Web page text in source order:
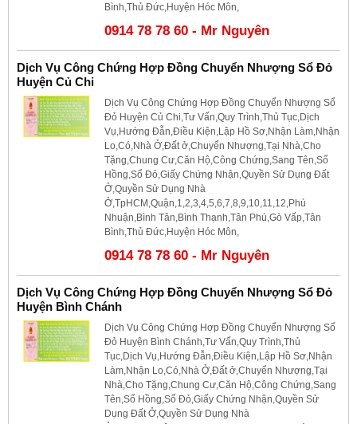
Bình,Thủ Đức,Huyện Hóc Môn,
0914 78 78 60 - Mr Nguyên
Dịch Vụ Công Chứng Hợp Đồng Chuyển Nhượng Sổ Đỏ
Huyện Củ Chi
Dịch Vụ Công Chứng Hợp Đồng Chuyển Nhượng Sổ
Đỏ Huyện Củ Chi,Tư Vấn,Quy Trình,Thủ Tục,Dịch
Vụ,Hướng Đẫn,Điều Kiện,Lập Hồ Sơ,Nhận Làm,Nhận
Lo,Có,Nhà Ở,Đất ở,Chuyển Nhượng,Tại Nhà,Cho
Tặng,Chung Cư,Căn Hộ,Công Chứng,Sang Tên,Sổ
Hồng,Sổ Đỏ,Giấy Chứng Nhận,Quyền Sử Dụng Đất
Ở,Quyền Sử Dụng Nhà
Ở,TpHCM,Quận,1,2,3,4,5,6,7,8,9,10,11,12,Phú
Nhuận,Bình Tân,Bình Thạnh,Tân Phú,Gò Vấp,Tân
Bình,Thủ Đức,Huyện Hóc Môn,
0914 78 78 60 - Mr Nguyên
Dịch Vụ Công Chứng Hợp Đồng Chuyển Nhượng Sổ Đỏ
Huyện Bình Chánh
Dịch Vụ Công Chứng Hợp Đồng Chuyển Nhượng Sổ
Đỏ Huyện Bình Chánh,Tư Vấn,Quy Trình,Thủ
Tục,Dịch Vụ,Hướng Đẫn,Điều Kiện,Lập Hồ Sơ,Nhận
Làm,Nhận Lo,Có,Nhà Ở,Đất ở,Chuyển Nhượng,Tại
Nhà,Cho Tặng,Chung Cư,Căn Hộ,Công Chứng,Sang
Tên,Sổ Hồng,Sổ Đỏ,Giấy Chứng Nhận,Quyền Sử
Dụng Đất Ở,Quyền Sử Dụng Nhà